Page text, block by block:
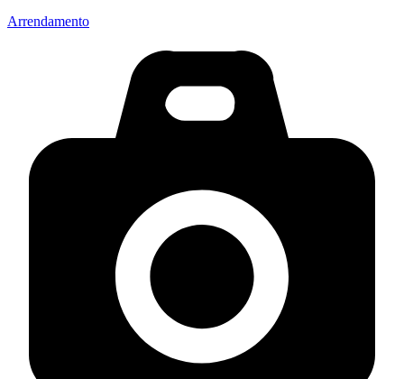
Arrendamento